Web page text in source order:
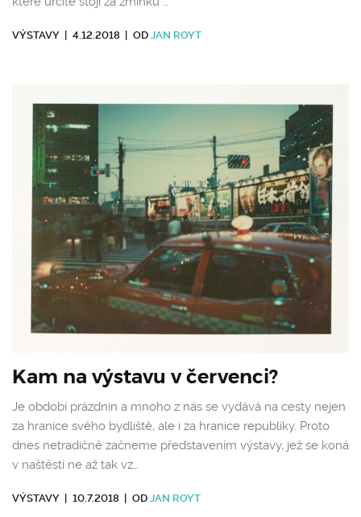
VÝSTAVY 4.12.2018 OD JAN ROYT
Kam na výstavu v červenci?
Je období prázdnin a mnoho z nás se vydává na cesty nejen
za hranice svého bydliště, ale i za hranice republiky. Proto
dnes netradičně začneme představením výstavy, jež se koná
v naštěstí ne až tak vz…
VÝSTAVY 10.7.2018 OD JAN ROYT